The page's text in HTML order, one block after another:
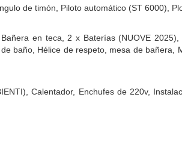
de timón, Piloto automático (ST 6000),
en teca, 2 x Baterías (NUOVE
baño, Hélice de respeto, mesa de bañera,
Calentador, Enchufes de 220v,